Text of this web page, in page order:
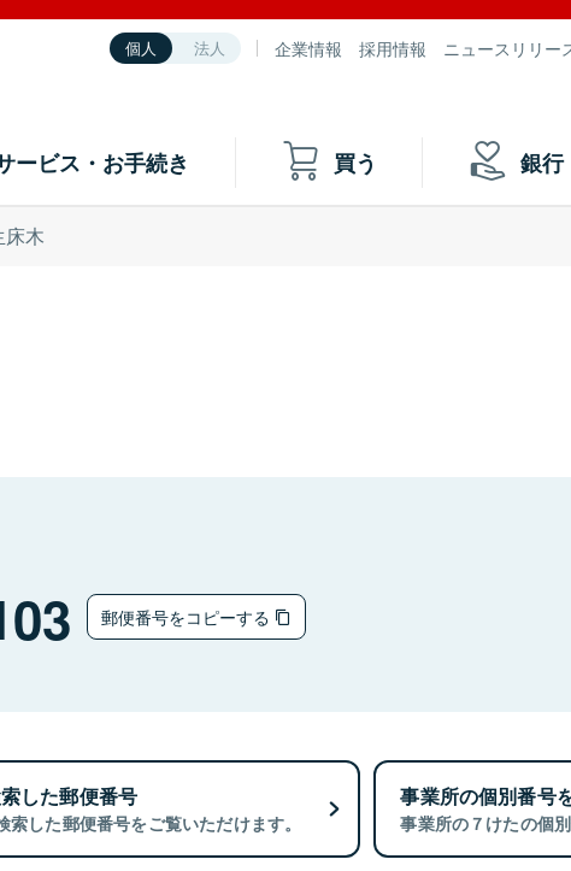
個人 法人 企業情報 採用情報 ニュースリリー
ービス・お手続き 買う 銀行
床木
郵便番号をコピーする
した郵便番号
索した郵便番号をご覧いただけます。
事業所の個別番号
事業所の７けたの個